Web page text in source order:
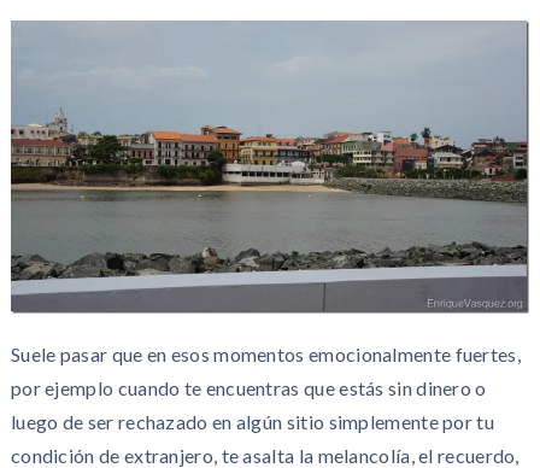
Suele pasar que en esos momentos emocionalmente fuertes,
por ejemplo cuando te encuentras que estás sin dinero o
luego de ser rechazado en algún sitio simplemente por tu
condición de extranjero, te asalta la melancolía, el recuerdo,